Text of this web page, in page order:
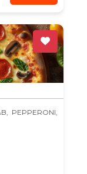
PEPPERONI,